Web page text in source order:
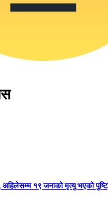
अहिलेसम्म १९ जनाको मृत्यु भएको पुष्टि